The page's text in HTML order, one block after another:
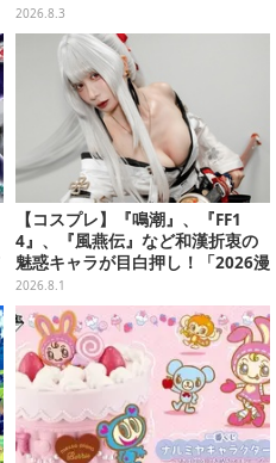
なども揃った全4種
2026.8.3
【コスプレ】『鳴潮』、『FF1
4』、『風燕伝』など和漢折衷の
魅惑キャラが目白押し！「2026漫
画博覧会」美麗レイヤー13選【写
真39枚】
2026.8.1